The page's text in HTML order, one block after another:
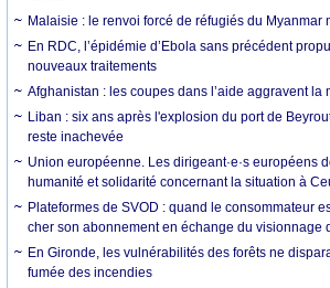
Malaisie : le renvoi forcé de réfugiés du Myanmar
En RDC, l’épidémie d’Ebola sans précédent
nouveaux traitements
Afghanistan : les coupes dans l’aide aggravent la
Liban : six ans après l'explosion du port de
reste inachevée
Union européenne. Les dirigeant·e·s européens
humanité et solidarité concernant la situation à
Plateformes de SVOD : quand le consommateur
cher son abonnement en échange du visionnage
En Gironde, les vulnérabilités des forêts ne
fumée des incendies